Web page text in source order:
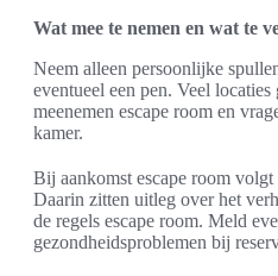
Wat mee te nemen en wat te
Neem alleen persoonlijke
eventueel een pen. Veel
meenemen escape room en
kamer.
Bij aankomst escape room
Daarin zitten uitleg over het
de regels escape room. Meld
gezondheidsproblemen bij